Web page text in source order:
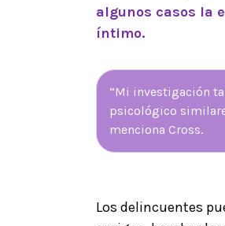
algunos casos la
íntimo.
“Mi investigación
psicológico
menciona Cross.
Los delincuentes